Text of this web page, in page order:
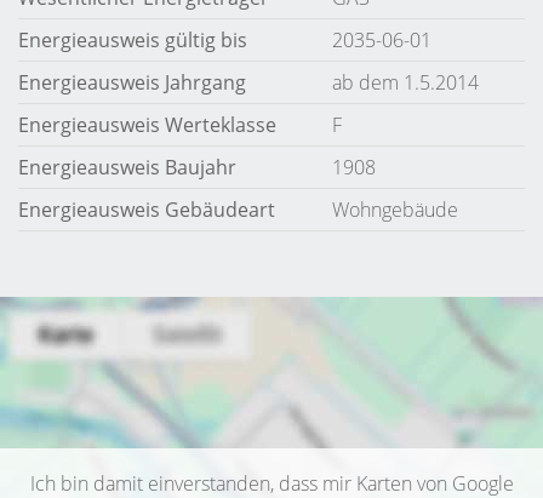
Energieausweis gültig bis
2035-06-01
Energieausweis Jahrgang
ab dem 1.5.2014
Energieausweis Werteklasse
F
Energieausweis Baujahr
1908
Energieausweis Gebäudeart
Wohngebäude
Ich bin damit einverstanden, dass mir Karten von Google